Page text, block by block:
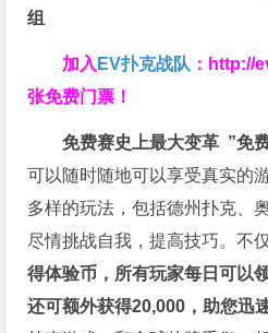
组
加入 EV扑克战队 ： http://
张免费门票！
免费赛史上最大变革 ”免
可以随时随地可以享受真实的
多样的玩法，包括德州扑克、
尽情挑战自我，提高技巧。不
得体验币，所有玩家每日可以
还可额外获得20,000，助您迅